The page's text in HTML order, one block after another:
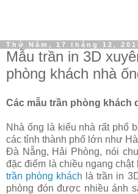
Thứ Năm, 17 tháng 12,
Mẫu trần in 3D
phòng khách nhà
Các mẫu trần phòng khách
Nhà ống là kiểu nhà rất phổ
các tỉnh thành phố lớn như
Đà Nẵng, Hải Phòng, nói
đặc điểm là chiều ngang
trần phòng khách là trần in
phòng đón được nhiều ánh